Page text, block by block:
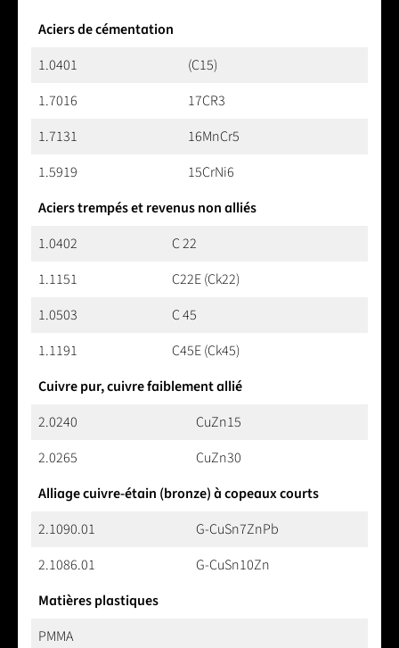
Aciers de cémentation
1.0401
(C15)
1.7016
17CR3
1.7131
16MnCr5
1.5919
15CrNi6
Aciers trempés et revenus non alliés
1.0402
C 22
1.1151
C22E (Ck22)
1.0503
C 45
1.1191
C45E (Ck45)
Cuivre pur, cuivre faiblement allié
2.0240
CuZn15
2.0265
CuZn30
Alliage cuivre-étain (bronze) à copeaux courts
2.1090.01
G-CuSn7ZnPb
2.1086.01
G-CuSn10Zn
Matières plastiques
PMMA